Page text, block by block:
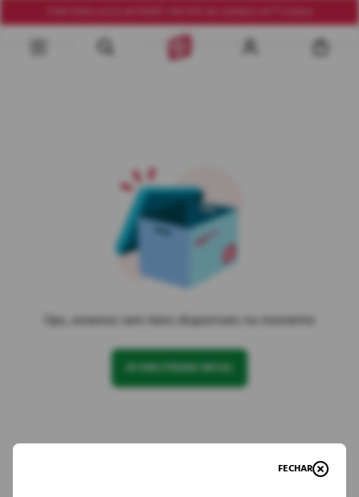
Ops, estamos sem itens disponíveis no momento
IR PARA PÁGINA INICIAL
FECHAR